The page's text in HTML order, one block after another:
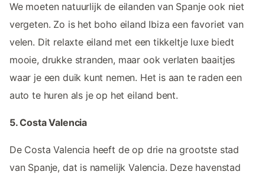
We moeten natuurlijk de eilanden van Spanje ook niet
vergeten. Zo is het boho eiland Ibiza een favoriet van
velen. Dit relaxte eiland met een tikkeltje luxe biedt
mooie, drukke stranden, maar ook verlaten baaitjes
waar je een duik kunt nemen. Het is aan te raden een
auto te huren als je op het eiland bent.
5. Costa Valencia
De Costa Valencia heeft de op drie na grootste stad
van Spanje, dat is namelijk Valencia. Deze havenstad